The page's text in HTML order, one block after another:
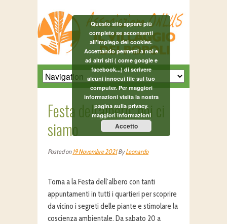
Festa dell’albero: noi ci
siamo
Posted on19 Novembre 2021ByLeonardo
Torna a la Festa dell’albero con tanti
appuntamenti in tutti i quartieri per scoprire
da vicino i segreti delle piante e stimolare la
coscienza ambientale. Da sabato 20 a
Questo sito appare più
completo se acconsenti
all'impiego dei cookies.
Accettando permetti a noi e
ad altri siti ( come google e
facebook...) di scrivere
alcuni innocui file sul tuo
computer. Per maggiori
informazioni visita la nostra
pagina sulla privacy.
maggiori informazioni
Accetto